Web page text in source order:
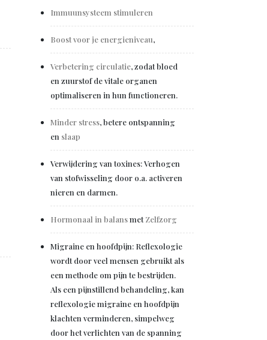
Immuunsysteem stimuleren
Boost voor je energieniveau,
Verbetering circulatie, zodat bloed
en zuurstof de vitale organen
optimaliseren in hun functioneren.
Minder stress, betere ontspanning
en slaap
Verwijdering van toxines: Verhogen
van stofwisseling door o.a. activeren
nieren en darmen.
Hormonaal in balansmetZelfzorg
Migraine en hoofdpijn: Reflexologie
wordt door veel mensen gebruikt als
een methode om pijn te bestrijden.
Als een pijnstillend behandeling, kan
reflexologie migraine en hoofdpijn
klachten verminderen, simpelweg
door het verlichten van de spanning